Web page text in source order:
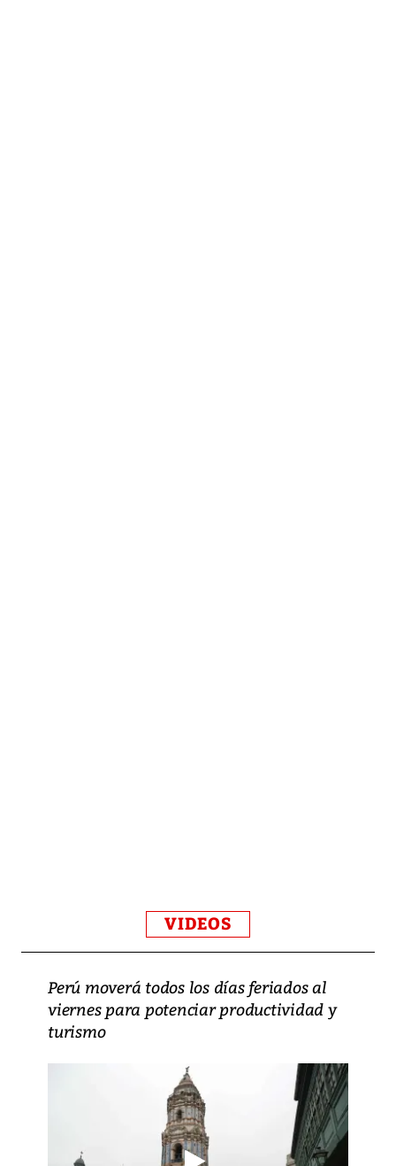
VIDEOS
Perú moverá todos los días feriados al
viernes para potenciar productividad y
turismo